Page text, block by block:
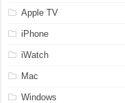
Apple TV
iPhone
iWatch
Mac
Windows